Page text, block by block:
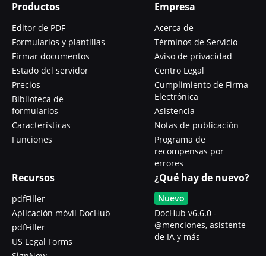
Productos
Editor de PDF
Formularios y plantillas
Firmar documentos
Estado del servidor
Precios
Biblioteca de
formularios
Características
Funciones
Empresa
Acerca de
Términos de Servicio
Aviso de privacidad
Centro Legal
Cumplimiento de Firma
Electrónica
Asistencia
Notas de publicación
Programa de
recompensas por
errores
Recursos
pdfFiller
Aplicación móvil DocHub
pdfFiller
US Legal Forms
¿Qué hay de nuevo?
Nuevo
DocHub v6.6.0 -
@menciones, asistente
de IA y más